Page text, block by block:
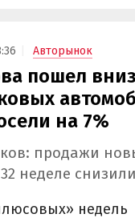
Авторынок
пошел
на 7%
продажи
неделе
недель